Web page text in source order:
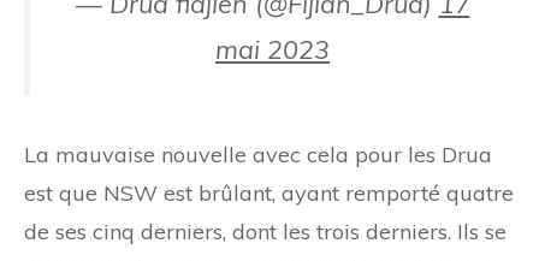
mai 2023
La mauvaise nouvelle avec cela pour les Drua
est que NSW est brûlant, ayant remporté quatre
de ses cinq derniers, dont les trois derniers. Ils se